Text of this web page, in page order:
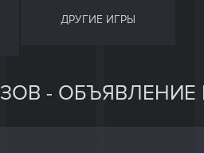
ДРУГИЕ ИГРЫ
- ОБЪЯВЛЕНИЕ